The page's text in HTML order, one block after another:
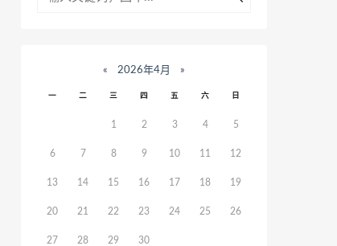
« 2026年4月 »
一 二 三 四 五 六 日
1 2 3 4 5
6 7 8 9 10 11 12
13 14 15 16 17 18 19
20 21 22 23 24 25 26
27 28 29 30